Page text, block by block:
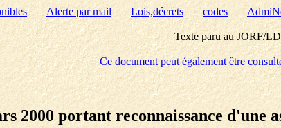
Alerte par mail Lois,décrets codes
Texte paru au JORF/
Ce document peut également être
2000 portant reconnaissance d'une